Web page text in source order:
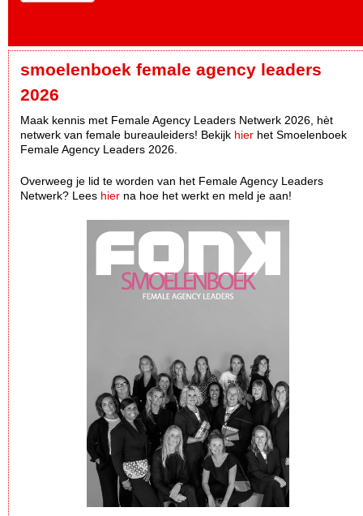
smoelenboek female agency leaders
2026
Maak kennis met Female Agency Leaders Netwerk 2026, hèt
netwerk van female bureauleiders! Bekijk hier het Smoelenboek
Female Agency Leaders 2026.
Overweeg je lid te worden van het Female Agency Leaders
Netwerk? Lees hier na hoe het werkt en meld je aan!